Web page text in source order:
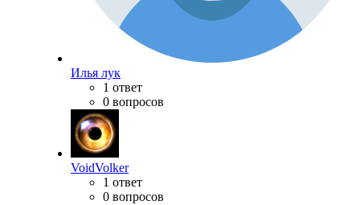
Илья лук
1 ответ
0 вопросов
VoidVolker
1 ответ
0 вопросов